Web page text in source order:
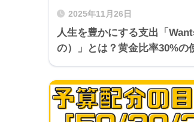
2025年11月26日
人生を豊かにする支出「
の）」とは？黄金比率30%の